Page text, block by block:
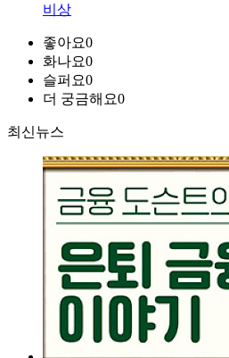
비상
좋아요0
화나요0
슬퍼요0
더 궁금해요0
최신뉴스